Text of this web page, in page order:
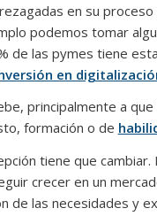
en su
podemos tomar
de las pymes tiene
en
principalmente a
formación o de
tiene que
crecer en un
de las necesidades y